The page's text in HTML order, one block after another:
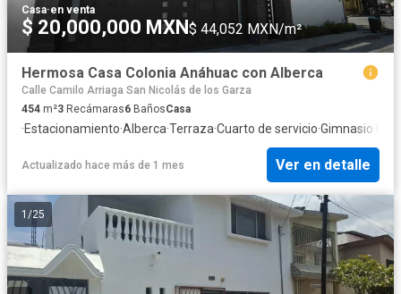
Casa·en venta
$ 20,000,000 MXN$ 44,052 MXN/m²
Hermosa Casa Colonia Anáhuac con Alberca
Calle Camilo Arriaga San Nicolás de los Garza
454 m²3 Recámaras6 BañosCasa
·Estacionamiento·Alberca·Terraza·Cuarto de servicio·Gimnasio·
Actualizado hace más de 1 mes Ver en detalle
1 /25